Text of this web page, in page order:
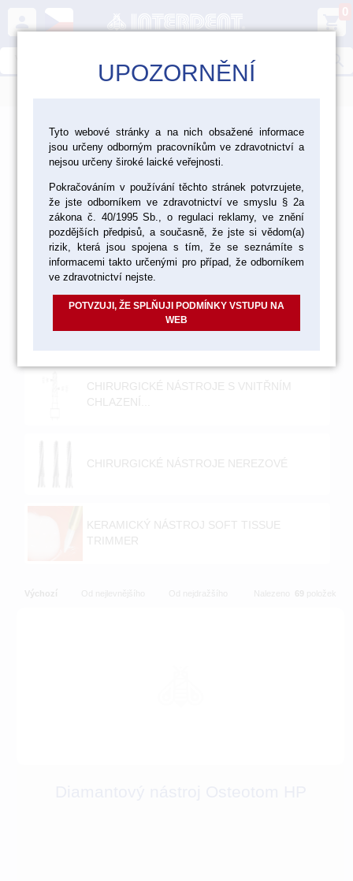
person shopping_cart
0
> Ordinace > Rotační nástroje >
Chirurgické nástroje Edenta
Chirurgické nástroje Edenta
CHIRURGICKÉ NÁSTROJE DIAMANTOVÉ
CHIRURGICKÉ NÁSTROJE TVRDOKOVOVÉ
CHIRURGICKÉ NÁSTROJE S VNITŘNÍM
CHLAZENÍ...
CHIRURGICKÉ NÁSTROJE NEREZOVÉ
KERAMICKÝ NÁSTROJ SOFT TISSUE
TRIMMER
Výchozí Od nejlevnějšího Od nejdražšího 69
UPOZORNĚNÍ
Tyto webové stránky a na nich obsažené informace
jsou určeny odborným pracovníkům ve zdravotnictví a
nejsou určeny široké laické veřejnosti.
Pokračováním v používání těchto stránek potvrzujete,
že jste odborníkem ve zdravotnictví ve smyslu § 2a
zákona č. 40/1995 Sb., o regulaci reklamy, ve znění
pozdějších předpisů, a současně, že jste si vědom(a)
rizik, která jsou spojena s tím, že se seznámíte s
informacemi takto určenými pro případ, že odborníkem
ve zdravotnictví nejste.
POTVZUJI, ŽE SPLŇUJI PODMÍNKY VSTUPU NA
WEB